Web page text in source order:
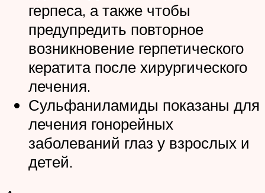
герпеса, а также чтобы
предупредить повторное
возникновение герпетического
кератита после хирургического
лечения.
Сульфаниламиды показаны для
лечения гонорейных
заболеваний глаз у взрослых и
детей.